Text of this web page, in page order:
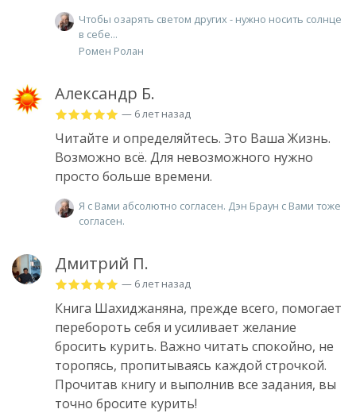
Чтобы озарять светом других - нужно носить солнце
в себе...
Ромен Ролан
Александр Б.
— 6 лет назад
Читайте и определяйтесь. Это Ваша Жизнь.
Возможно всё. Для невозможного нужно
просто больше времени.
Я с Вами абсолютно согласен. Дэн Браун с Вами тоже
согласен.
Дмитрий П.
— 6 лет назад
Книга Шахиджаняна, прежде всего, помогает
перебороть себя и усиливает желание
бросить курить. Важно читать спокойно, не
торопясь, пропитываясь каждой строчкой.
Прочитав книгу и выполнив все задания, вы
точно бросите курить!